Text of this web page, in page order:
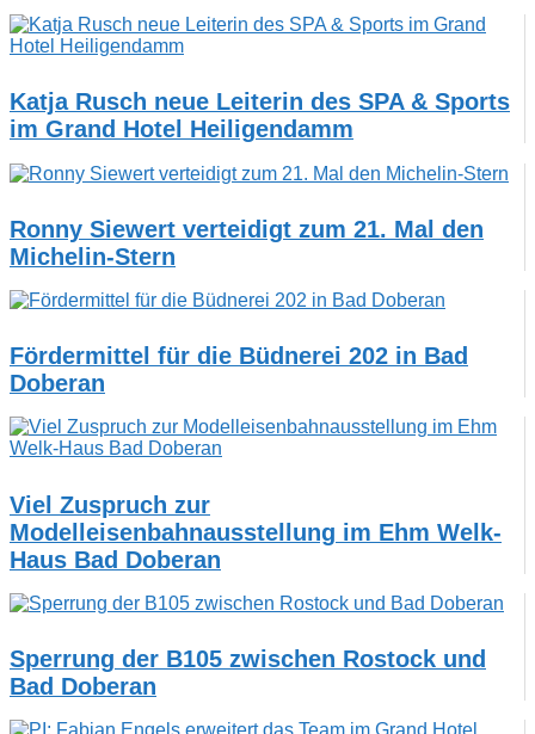
Katja Rusch neue Leiterin des SPA & Sports
im Grand Hotel Heiligendamm
Ronny Siewert verteidigt zum 21. Mal den
Michelin-Stern
Fördermittel für die Büdnerei 202 in Bad
Doberan
Viel Zuspruch zur
Modelleisenbahnausstellung im Ehm Welk-
Haus Bad Doberan
Sperrung der B105 zwischen Rostock und
Bad Doberan